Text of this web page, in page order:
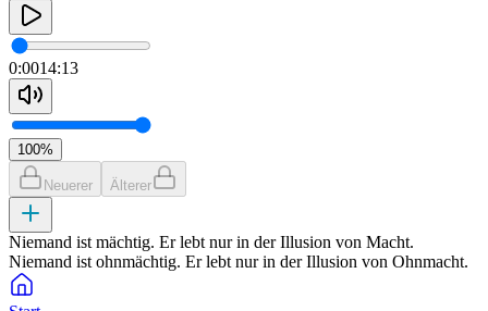
0:0014:13
100%
Neuerer Älterer
Niemand ist mächtig. Er lebt nur in der Illusion von Macht.
Niemand ist ohnmächtig. Er lebt nur in der Illusion von Ohnmacht.